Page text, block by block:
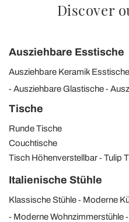
Discover
Ausziehbare Esstische
Ausziehbare Keramik Esstische
Ausziehbare Glastische
Tische
Runde Tische
Couchtische
Tisch Höhenverstellbar
Tulip
Italienische Stühle
Klassische Stühle
Moderne
Moderne Wohnzimmerstühle